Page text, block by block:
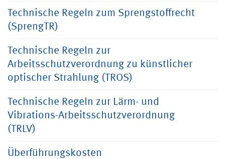
Technische Regeln zum Sprengstoffrecht
(SprengTR)
Technische Regeln zur
Arbeitsschutzverordnung zu künstlicher
optischer Strahlung (TROS)
Technische Regeln zur Lärm- und
Vibrations-Arbeitsschutzverordnung
(TRLV)
Überführungskosten